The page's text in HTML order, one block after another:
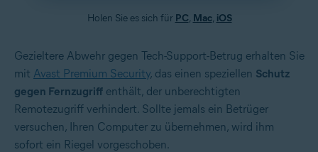
Holen Sie es sich für PC, Mac, iOS
Gezieltere Abwehr gegen Tech-Support-Betrug erhalten Sie
mit Avast Premium Security, das einen speziellen Schutz
gegen Fernzugriff enthält, der unberechtigten
Remotezugriff verhindert. Sollte jemals ein Betrüger
versuchen, Ihren Computer zu übernehmen, wird ihm
sofort ein Riegel vorgeschoben.